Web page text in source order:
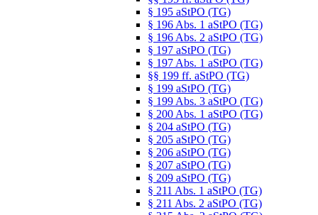
§ 195 aStPO (TG)
§ 196 Abs. 1 aStPO (TG)
§ 196 Abs. 2 aStPO (TG)
§ 197 aStPO (TG)
§ 197 Abs. 1 aStPO (TG)
§§ 199 ff. aStPO (TG)
§ 199 aStPO (TG)
§ 199 Abs. 3 aStPO (TG)
§ 200 Abs. 1 aStPO (TG)
§ 204 aStPO (TG)
§ 205 aStPO (TG)
§ 206 aStPO (TG)
§ 207 aStPO (TG)
§ 209 aStPO (TG)
§ 211 Abs. 1 aStPO (TG)
§ 211 Abs. 2 aStPO (TG)